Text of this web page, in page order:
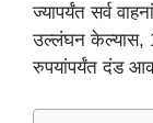
ज्यापर्यंत सर्व
उल्लंघन केल्यास,
रुपयांपर्यंत दंड